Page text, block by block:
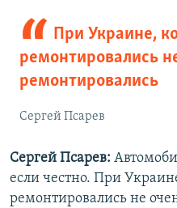
При Украине,
ремонтировались
ремонтировались
Сергей Псарев
Сергей Псарев:
если честно. При
ремонтировались не